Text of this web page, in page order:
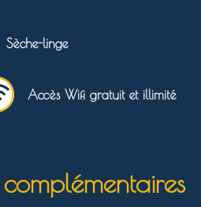
Sèche-linge
Accès Wifi gratuit et illimité